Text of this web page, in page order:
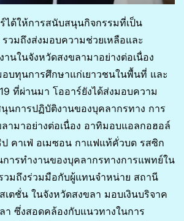
ได้ให้การสนับสนุนกิจกรรมที่เป็น
วมถึงส่งมอบความช่วยเหลือและ
นในจังหวัดสงขลามาอย่างต่อเนื่อง
บทุนการศึกษาแก่เยาวชนในพื้นที่ และ
ที่ผ่านมา โออาร์ยังได้ส่งมอบความ
นการปฏิบัติงานของบุคลากรทาง การ
ามาอย่างต่อเนื่อง อาทิมอบแอลกอฮอล์
คาเฟ่ อเมซอน กาแฟแท้คั่วบด รสซิก
การทำงานของบุคลากรทางการแพทย์ใน
วมถึงร่วมมือกับผู้แทนจำหน่าย สถานี
ตชั่น ในจังหวัดสงขลา มอบเงินบริจาค
า ซึ่งสอดคล้องกับแนวทางในการ